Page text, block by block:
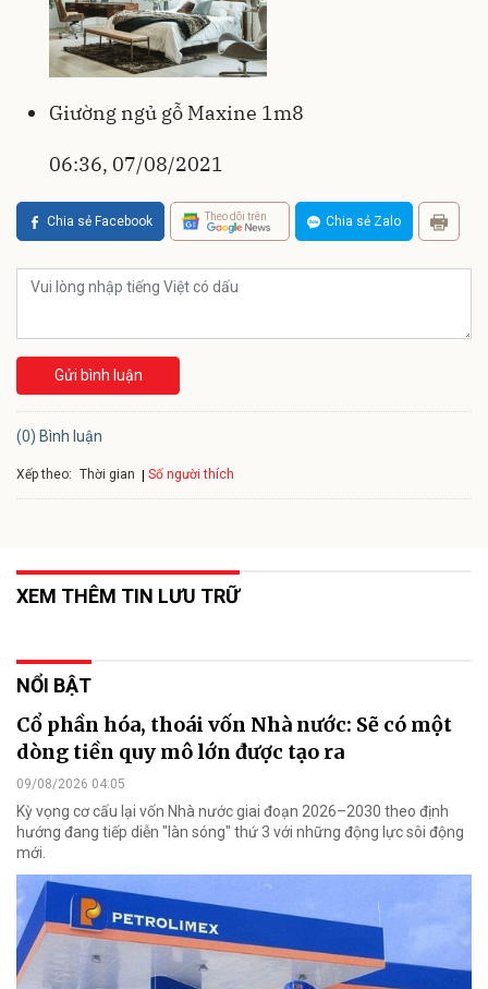
Giường ngủ gỗ Maxine 1m8
06:36, 07/08/2021
Chia sẻ Facebook Theo dõi trên Chia sẻ Zalo
Gửi bình luận
(0) Bình luận
Xếp theo: Thời gian Số người thích
XEM THÊM TIN LƯU TRỮ
NỔI BẬT
Cổ phần hóa, thoái vốn Nhà nước: Sẽ có một
dòng tiền quy mô lớn được tạo ra
09/08/2026 04:05
Kỳ vọng cơ cấu lại vốn Nhà nước giai đoạn 2026–2030 theo định
hướng đang tiếp diễn "làn sóng" thứ 3 với những động lực sôi động
mới.